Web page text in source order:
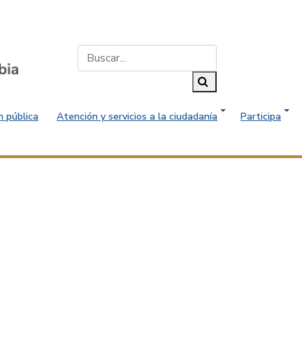
pública Atención y servicios a la ciudadanía Participa